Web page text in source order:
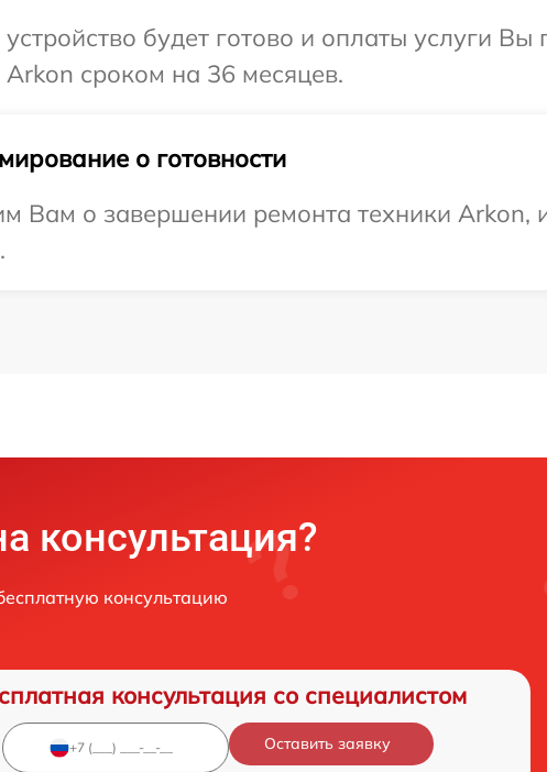
устройство будет готово и оплаты услуги
Arkon сроком на 36 месяцев.
о готовности
Вам о завершении ремонта техники Arkon,
консультация?
консультацию
консультация со специалистом
Оставить заявку